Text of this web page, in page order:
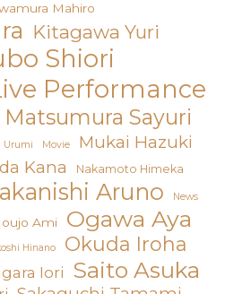
Mahiro
Kitagawa Yuri
Shiori
Performance
Matsumura Sayuri
Urumi Movie Mukai Hazuki
Kana Nakamoto Himeka
Aruno News
Ami Ogawa Aya
Hinano Okuda Iroha
Iori Saito Asuka